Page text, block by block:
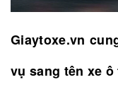
Giaytoxe.vn
vụ sang tên xe ô